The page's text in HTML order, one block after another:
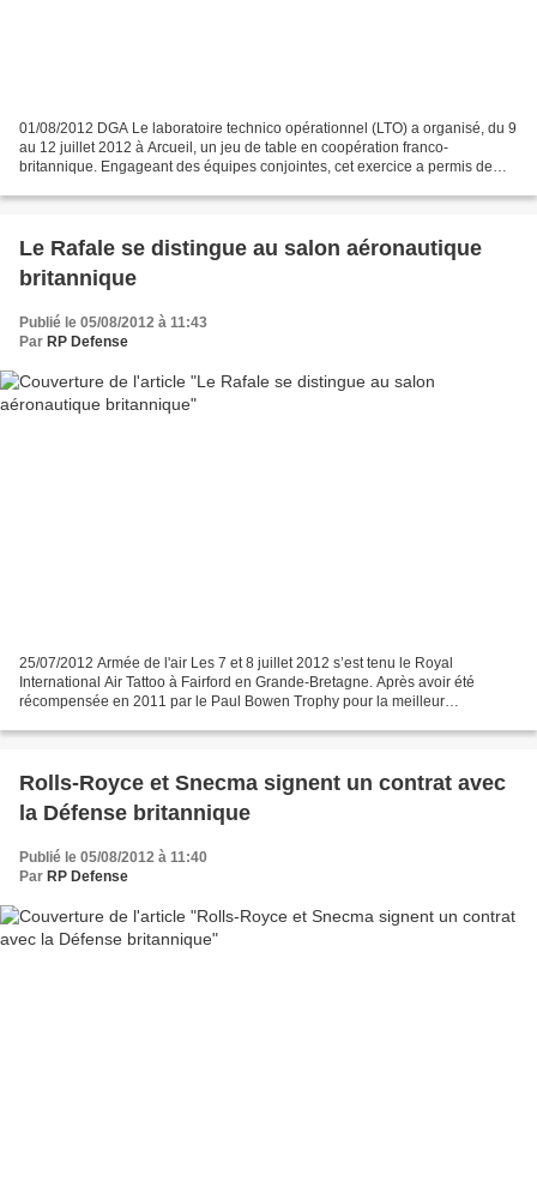
01/08/2012 DGA Le laboratoire technico opérationnel (LTO) a organisé, du 9
au 12 juillet 2012 à Arcueil, un jeu de table en coopération franco-
britannique. Engageant des équipes conjointes, cet exercice a permis de
Le Rafale se distingue au salon aéronautique
britannique
Publié le 05/08/2012 à 11:43
Par RP Defense
25/07/2012 Armée de l'air Les 7 et 8 juillet 2012 s’est tenu le Royal
International Air Tattoo à Fairford en Grande-Bretagne. Après avoir été
récompensée en 2011 par le Paul Bowen Trophy pour la meilleur
Rolls-Royce et Snecma signent un contrat avec
la Défense britannique
Publié le 05/08/2012 à 11:40
Par RP Defense